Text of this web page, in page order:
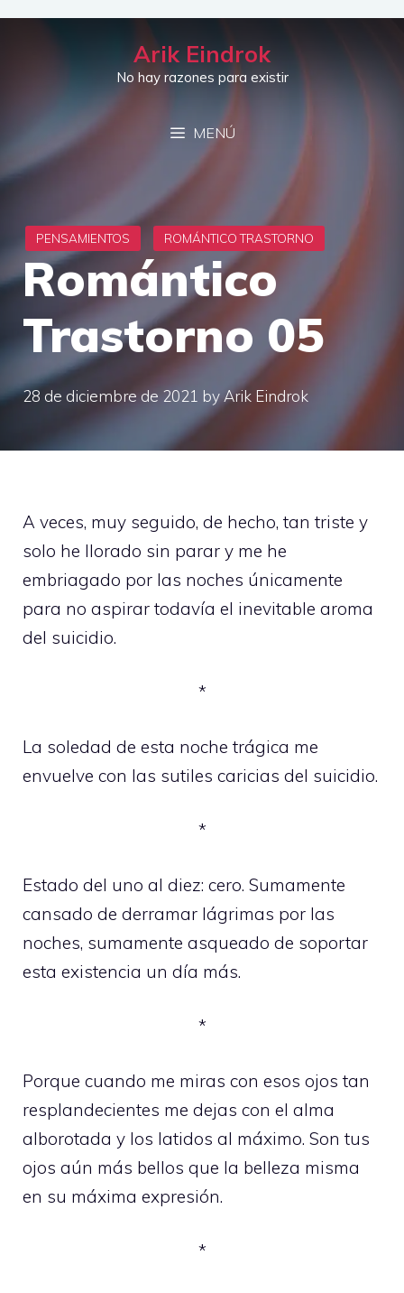
Saltar
Arik Eindrok
No hay razones para existir
MENÚ
Romántico
Trastorno 05
28 de diciembre de 2021 byArik Eindrok
A veces, muy seguido, de hecho, tan triste y
solo he llorado sin parar y me he
embriagado por las noches únicamente
para no aspirar todavía el inevitable aroma
del suicidio.
*
La soledad de esta noche trágica me
envuelve con las sutiles caricias del suicidio.
*
Estado del uno al diez: cero. Sumamente
cansado de derramar lágrimas por las
noches, sumamente asqueado de soportar
esta existencia un día más.
*
Porque cuando me miras con esos ojos tan
resplandecientes me dejas con el alma
alborotada y los latidos al máximo. Son tus
ojos aún más bellos que la belleza misma
en su máxima expresión.
*